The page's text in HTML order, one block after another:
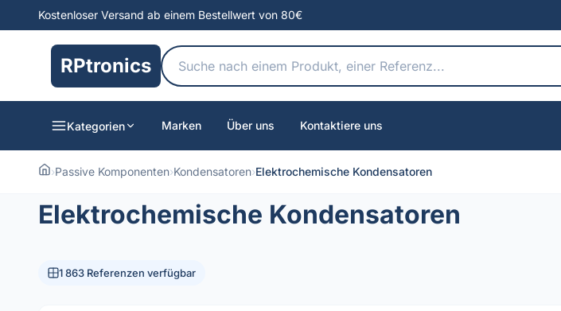
Kostenloser Versand ab einem Bestellwert von 80€
RPtronics
Kategorien Marken Über uns Kontaktiere uns
›Passive Komponenten›Kondensatoren›Elektrochemische Kondensatoren
Elektrochemische Kondensatoren
1 863 Referenzen verfügbar